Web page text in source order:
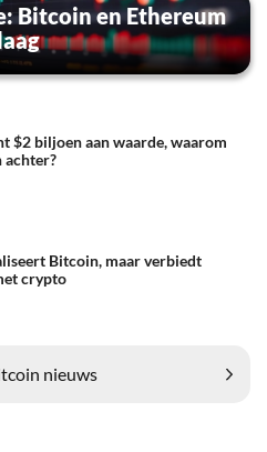
Bitcoin en Ethereum
$2 biljoen aan waarde, waarom
Bitcoin, maar verbiedt
crypto
nieuws